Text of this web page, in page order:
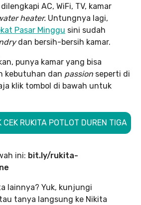
AC, WiFi, TV, kamar
heater. Untungnya lagi,
Pasar Minggu sini sudah
dan bersih-bersih kamar.
punya kamar yang bisa
kebutuhan dan passion seperti di
klik tombol di bawah untuk
CEK RUKITA POTLOT DUREN TIGA
ini: bit.ly/rukita-
lainnya? Yuk, kunjungi
tanya langsung ke Nikita